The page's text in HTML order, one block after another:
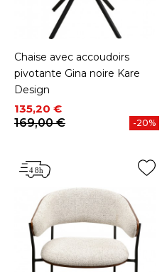
Chaise avec accoudoirs
pivotante Gina noire Kare
Design
Prix
135,20 €
Prix de base
169,00 €
-20%